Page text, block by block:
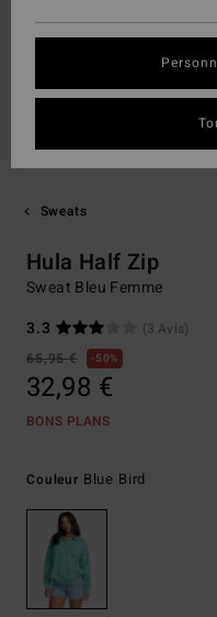
Sweats
Hula Half Zip
Sweat Bleu Femme
3.3
(3 Avis)
65,95 €
50%
32,98 €
BONS PLANS
Couleur Blue Bird